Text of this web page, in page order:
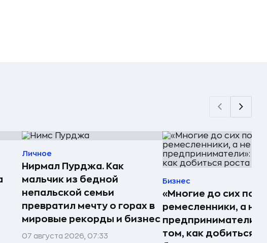
Личное
Нирмал Пурджа. Как
мальчик из бедной
непальской семьи
превратил мечту о горах в
мировые рекорды и бизнес
07 августа 2026, 07:33
Бизнес
«Многие до сих пор
ремесленники, а не
предприниматели»:
том, как добиться